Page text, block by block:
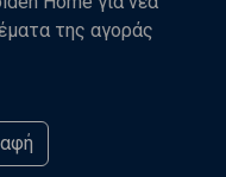
της αγοράς